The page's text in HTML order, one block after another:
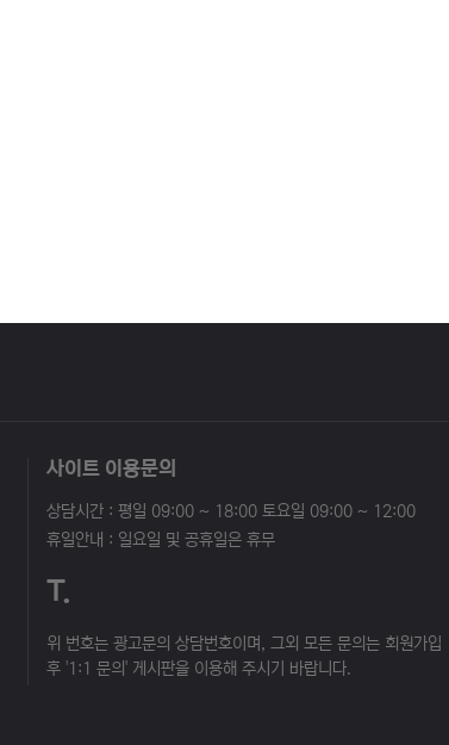
사이트 이용문의
상담시간 : 평일 09:00 ~ 18:00 토요일 09:00 ~ 12:00
휴일안내 : 일요일 및 공휴일은 휴무
T.
위 번호는 광고문의 상담번호이며, 그외 모든 문의는 회원가입
후 '1:1 문의' 게시판을 이용해 주시기 바랍니다.